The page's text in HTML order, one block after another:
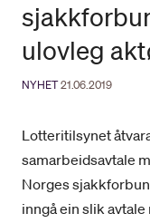
ulovleg
NYHET21.06.2019
Lotteritilsynet
samarbeidsavtale
Norges
inngå ein slik